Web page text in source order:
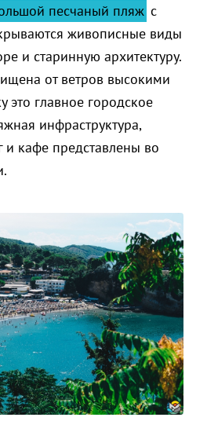
песчаный пляж с
живописные виды
и старинную архитектуру.
от ветров высокими
это главное городское
инфраструктура,
и кафе представлены во